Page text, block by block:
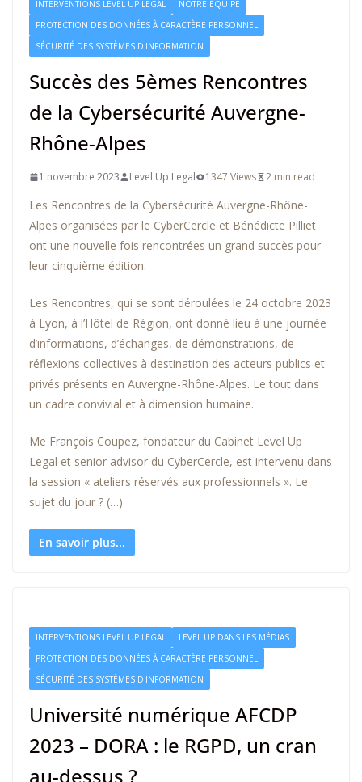
INTERVENTIONS LEVEL UP LEGAL
NOTRE ÉQUIPE
PROTECTION DES DONNÉES À CARACTÈRE PERSONNEL
SÉCURITÉ DES SYSTÈMES D'INFORMATION
Succès des 5èmes Rencontres
de la Cybersécurité Auvergne-
Rhône-Alpes
1 novembre 2023 Level Up Legal 1347 Views 2 min read
Les Rencontres de la Cybersécurité Auvergne-Rhône-
Alpes organisées par le CyberCercle et Bénédicte Pilliet
ont une nouvelle fois rencontrées un grand succès pour
leur cinquième édition.
Les Rencontres, qui se sont déroulées le 24 octobre 2023
à Lyon, à l’Hôtel de Région, ont donné lieu à une journée
d’informations, d’échanges, de démonstrations, de
réflexions collectives à destination des acteurs publics et
privés présents en Auvergne-Rhône-Alpes. Le tout dans
un cadre convivial et à dimension humaine.
Me François Coupez, fondateur du Cabinet Level Up
Legal et senior advisor du CyberCercle, est intervenu dans
la session « ateliers réservés aux professionnels ». Le
sujet du jour ? (…)
En savoir plus...
INTERVENTIONS LEVEL UP LEGAL
LEVEL UP DANS LES MÉDIAS
PROTECTION DES DONNÉES À CARACTÈRE PERSONNEL
SÉCURITÉ DES SYSTÈMES D'INFORMATION
Université numérique AFCDP
2023 – DORA : le RGPD, un cran
au-dessus ?